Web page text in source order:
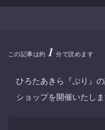
この記事は約 1 分で読めます
ひろたあきら『ぷり』
ショップを開催いたしま